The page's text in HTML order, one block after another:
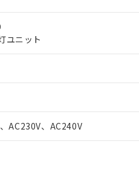
ユニット
AC230V、AC240V
指令（10物質）の非含有に
RoHS指令（10物質）の非含
RoHS指令（10物質）の非含
ンス料など無形物で、有害物質
より、非含有部品としていたも
表